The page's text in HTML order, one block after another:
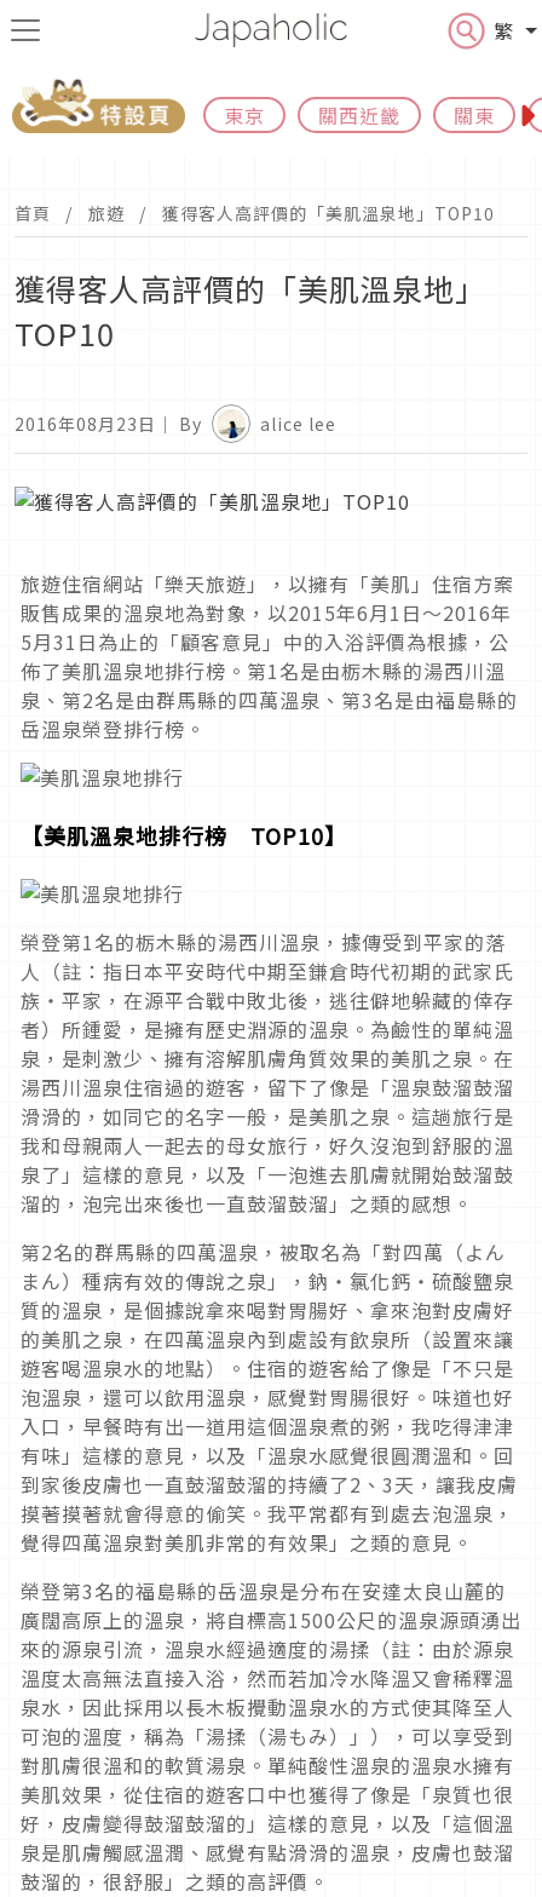
繁
東京 關西近畿 關東
首頁 旅遊 獲得客人高評價的「美肌溫泉地」TOP10
獲得客人高評價的「美肌溫泉地」
TOP10
2016年08月23日 ｜ By alice lee
旅遊住宿網站「樂天旅遊」，以擁有「美肌」住宿方案
販售成果的溫泉地為對象，以2015年6月1日～2016年
5月31日為止的「顧客意見」中的入浴評價為根據，公
佈了美肌溫泉地排行榜。第1名是由栃木縣的湯西川溫
泉、第2名是由群馬縣的四萬溫泉、第3名是由福島縣的
岳溫泉榮登排行榜。
【美肌溫泉地排行榜 TOP10】
榮登第1名的栃木縣的湯西川溫泉，據傳受到平家的落
人（註：指日本平安時代中期至鎌倉時代初期的武家氏
族・平家，在源平合戰中敗北後，逃往僻地躲藏的倖存
者）所鍾愛，是擁有歷史淵源的溫泉。為鹼性的單純溫
泉，是刺激少、擁有溶解肌膚角質效果的美肌之泉。在
湯西川溫泉住宿過的遊客，留下了像是「溫泉鼓溜鼓溜
滑滑的，如同它的名字一般，是美肌之泉。這趟旅行是
我和母親兩人一起去的母女旅行，好久沒泡到舒服的溫
泉了」這樣的意見，以及「一泡進去肌膚就開始鼓溜鼓
溜的，泡完出來後也一直鼓溜鼓溜」之類的感想。
第2名的群馬縣的四萬溫泉，被取名為「對四萬（よん
まん）種病有效的傳說之泉」，鈉・氯化鈣・硫酸鹽泉
質的溫泉，是個據說拿來喝對胃腸好、拿來泡對皮膚好
的美肌之泉，在四萬溫泉內到處設有飲泉所（設置來讓
遊客喝溫泉水的地點）。住宿的遊客給了像是「不只是
泡溫泉，還可以飲用溫泉，感覺對胃腸很好。味道也好
入口，早餐時有出一道用這個溫泉煮的粥，我吃得津津
有味」這樣的意見，以及「溫泉水感覺很圓潤溫和。回
到家後皮膚也一直鼓溜鼓溜的持續了2、3天，讓我皮膚
摸著摸著就會得意的偷笑。我平常都有到處去泡溫泉，
覺得四萬溫泉對美肌非常的有效果」之類的意見。
榮登第3名的福島縣的岳溫泉是分布在安達太良山麓的
廣闊高原上的溫泉，將自標高1500公尺的溫泉源頭湧出
來的源泉引流，溫泉水經過適度的湯揉（註：由於源泉
溫度太高無法直接入浴，然而若加冷水降溫又會稀釋溫
泉水，因此採用以長木板攪動溫泉水的方式使其降至人
可泡的溫度，稱為「湯揉（湯もみ）」），可以享受到
對肌膚很溫和的軟質湯泉。單純酸性溫泉的溫泉水擁有
美肌效果，從住宿的遊客口中也獲得了像是「泉質也很
好，皮膚變得鼓溜鼓溜的」這樣的意見，以及「這個溫
泉是肌膚觸感溫潤、感覺有點滑滑的溫泉，皮膚也鼓溜
鼓溜的，很舒服」之類的高評價。